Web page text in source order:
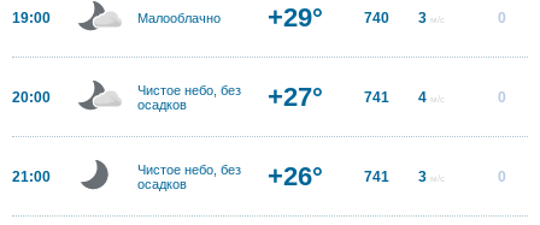
19:00 Малооблачно +29° 740 3 м/с 0
20:00
Чистое небо, без
осадков
+27° 741 4 м/с 0
21:00
Чистое небо, без
осадков
+26° 741 3 м/с 0